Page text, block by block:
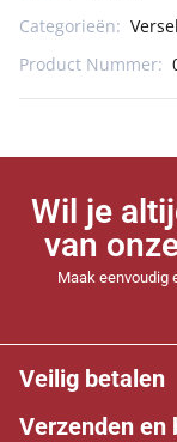
Categorieën:
Product Nummer:
Wil je
van
Maak eenvoudig
Veilig betalen
Verzenden en